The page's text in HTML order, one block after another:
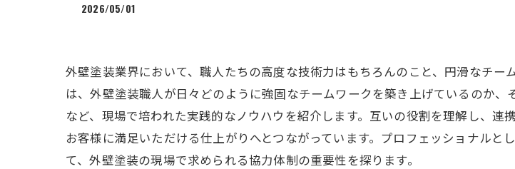
2026/05/01
外壁塗装業界において、職人たちの高度な技術力はもちろんのこと、円滑なチ
は、外壁塗装職人が日々どのように強固なチームワークを築き上げているのか
など、現場で培われた実践的なノウハウを紹介します。互いの役割を理解し、
お客様に満足いただける仕上がりへとつながっています。プロフェッショナル
て、外壁塗装の現場で求められる協力体制の重要性を探ります。